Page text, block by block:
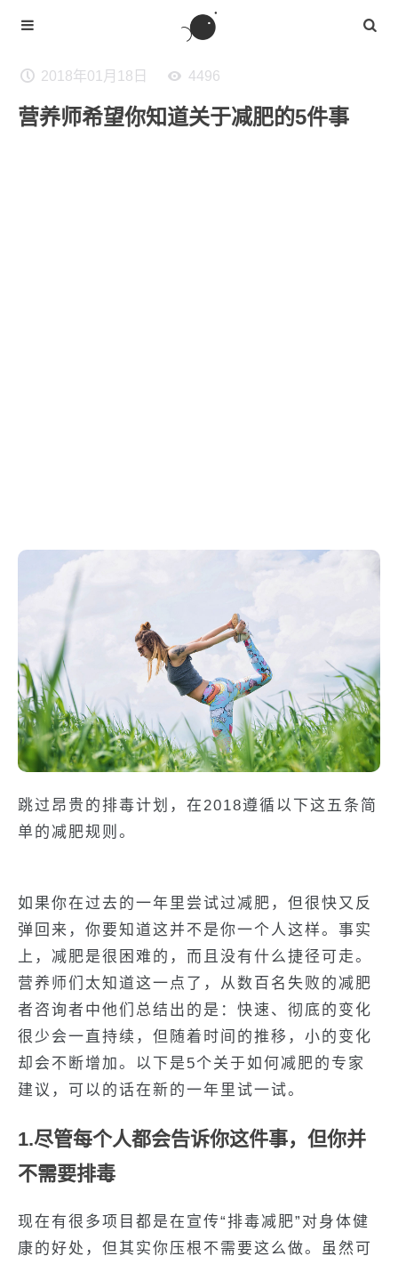
2018年01月18日 4496
营养师希望你知道关于减肥的5件事
跳过昂贵的排毒计划，在2018遵循以下这五条简
单的减肥规则。
如果你在过去的一年里尝试过减肥，但很快又反
弹回来，你要知道这并不是你一个人这样。事实
上，减肥是很困难的，而且没有什么捷径可走。
营养师们太知道这一点了，从数百名失败的减肥
者咨询者中他们总结出的是：快速、彻底的变化
很少会一直持续，但随着时间的推移，小的变化
却会不断增加。以下是5个关于如何减肥的专家
建议，可以的话在新的一年里试一试。
1.尽管每个人都会告诉你这件事，但你并
不需要排毒
现在有很多项目都是在宣传“排毒减肥”对身体健
康的好处，但其实你压根不需要这么做。虽然可